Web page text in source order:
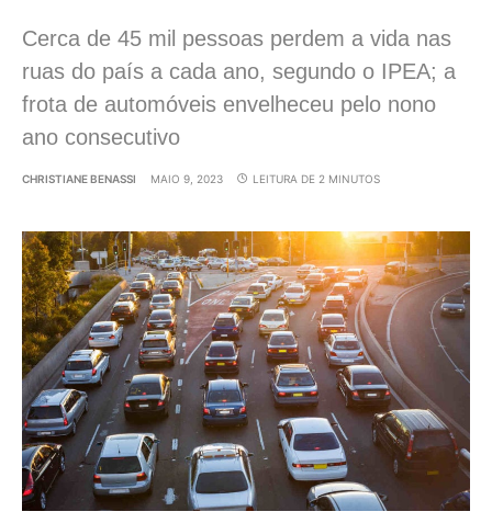
Cerca de 45 mil pessoas perdem a vida nas
ruas do país a cada ano, segundo o IPEA; a
frota de automóveis envelheceu pelo nono
ano consecutivo
CHRISTIANE BENASSI MAIO 9, 2023 LEITURA DE 2 MINUTOS